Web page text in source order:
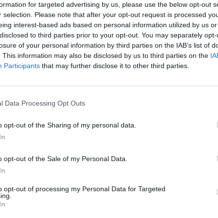
for targeted advertising by us, please use the below opt-out
selection. Please note that after your opt-out request is processed
interest-based ads based on personal information utilized by us
to third parties prior to your opt-out. You may separately
of your personal information by third parties on the IAB’s list of
This information may also be disclosed by us to third parties on the
Participants that may further disclose it to other third parties.
Data Processing Opt Outs
opt-out of the Sharing of my personal data.
opt-out of the Sale of my Personal Data.
opt-out of processing my Personal Data for Targeted
puis il rigole
du mat’, vous venez d’être tirée de votre doux
par un hurlement à faire dresser les cheveux sur
zombie, et vous déboulez dans sa chambre,
: il vous voit, et il rigole !
pas DU TOUT envie d’aller faire pipi (bien
changer à 3 heures du matin parce que quelqu’un
il a les mains et la bouche recouverts de chocolat
tout neuf…
quand vous lui dites qu’il y a du pain au
il s’agit de ranger ses monstrueux Lego® qui
parfaitement sourd.
plus les voir en peinture et en fait une œuvre d’art